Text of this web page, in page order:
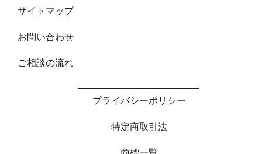
サイトマップ
お問い合わせ
ご相談の流れ
プライバシーポリシー
特定商取引法